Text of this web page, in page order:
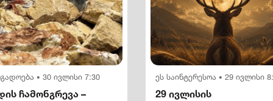
• 30 ივლისი 7:30
ჩამონგრევა –
ეს საინტერესოა • 29 ივლისი
29 ივლისის